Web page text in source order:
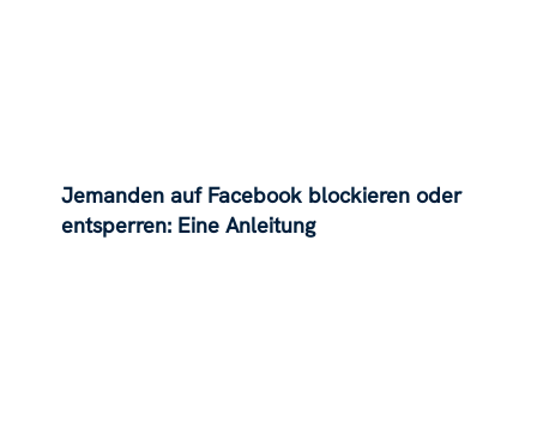
Jemanden auf Facebook blockieren oder
entsperren: Eine Anleitung